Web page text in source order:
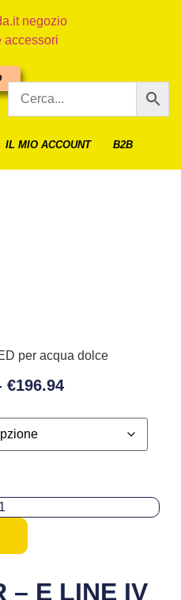
IL MIO ACCOUNT B2B
per acqua dolce
€196.94
– E LINE IV